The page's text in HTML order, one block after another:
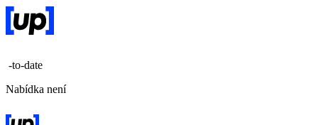
-to-date
Nabídka není